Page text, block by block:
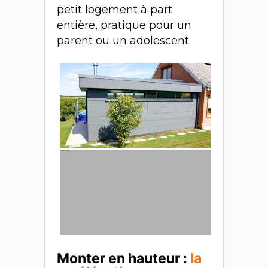
petit logement à part
entière, pratique pour un
parent ou un adolescent.
Monter en hauteur : la